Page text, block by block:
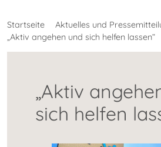
Startseite
Aktuelles und
„Aktiv angehen und sich helfen lassen“
„Aktiv
sich helfen